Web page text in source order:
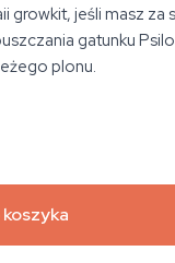
growkit, jeśli masz za
gatunku
plonu.